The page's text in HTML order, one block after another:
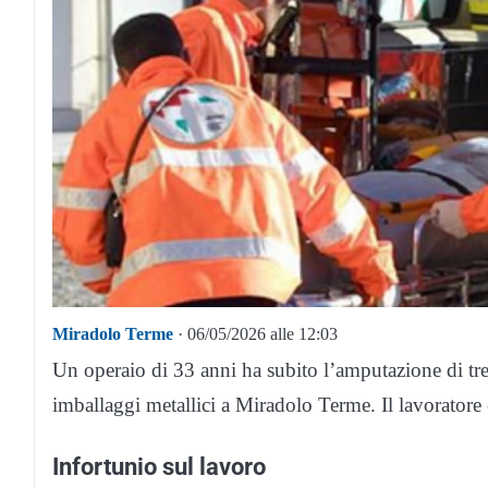
Miradolo Terme · 06/05/2026 alle 12:03
Un operaio di 33 anni ha subito l’amputazione di
imballaggi metallici a Miradolo Terme. Il lavoratore
Infortunio sul lavoro